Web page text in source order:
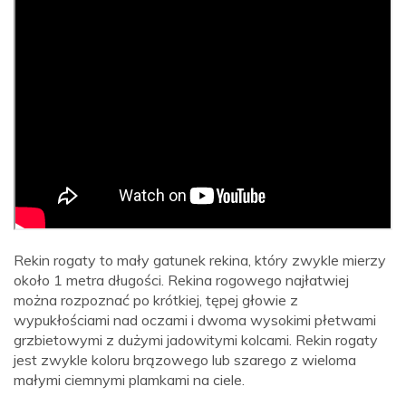
Rekin rogaty to mały gatunek rekina, który zwykle mierzy
około 1 metra długości. Rekina rogowego najłatwiej
można rozpoznać po krótkiej, tępej głowie z
wypukłościami nad oczami i dwoma wysokimi płetwami
grzbietowymi z dużymi jadowitymi kolcami. Rekin rogaty
jest zwykle koloru brązowego lub szarego z wieloma
małymi ciemnymi plamkami na ciele.